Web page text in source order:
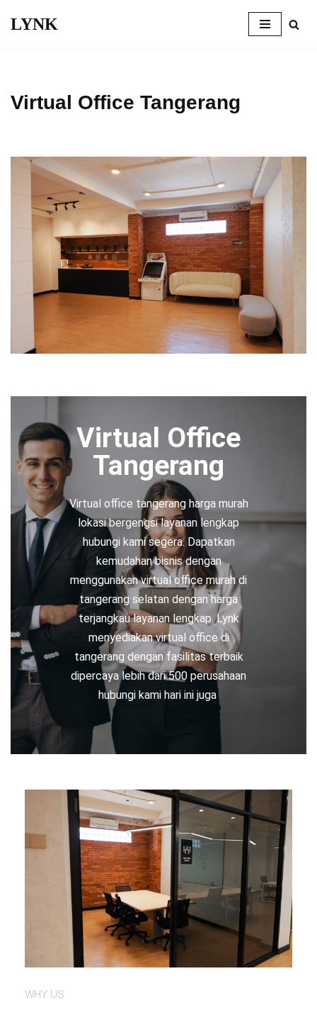
LYNK
Virtual Office Tangerang
Virtual Office
Tangerang
Virtual office tangerang harga murah
lokasi bergengsi layanan lengkap
hubungi kami segera. Dapatkan
kemudahan bisnis dengan
menggunakan virtual office murah di
tangerang selatan dengan harga
terjangkau layanan lengkap. Lynk
menyediakan virtual office di
tangerang dengan fasilitas terbaik
dipercaya lebih dari 500 perusahaan
hubungi kami hari ini juga
WHY US